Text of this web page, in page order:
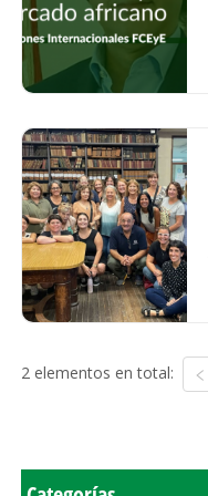
2 elementos en total: